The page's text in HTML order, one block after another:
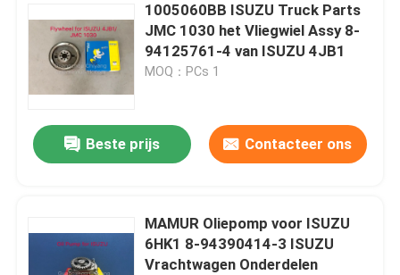
1005060BB ISUZU Truck Parts
JMC 1030 het Vliegwiel Assy 8-
94125761-4 van ISUZU 4JB1
MOQ：PCs 1
Beste prijs Contacteer ons
MAMUR Oliepomp voor ISUZU
6HK1 8-94390414-3 ISUZU
Vrachtwagen Onderdelen